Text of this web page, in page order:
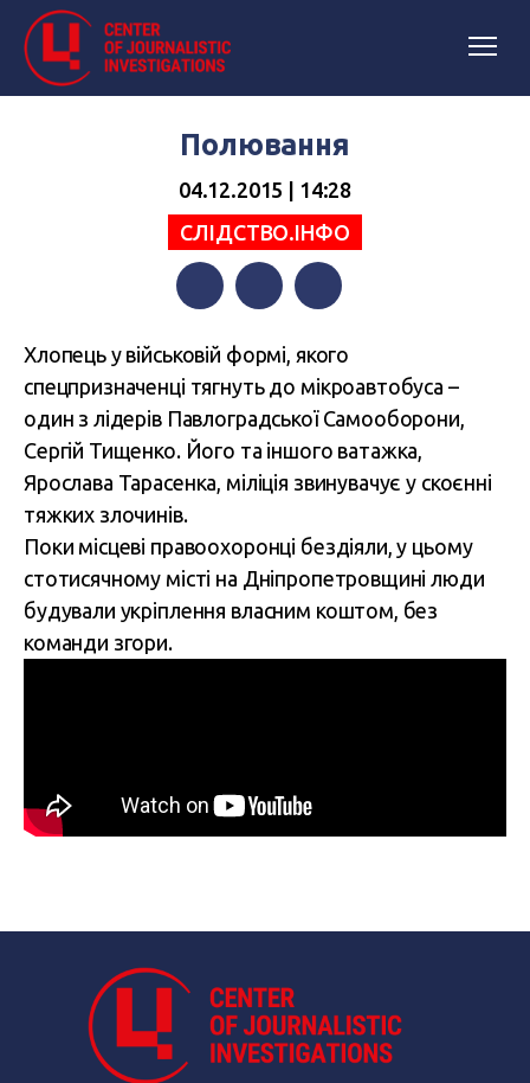
Полювання
04.12.2015 | 14:28
СЛІДСТВО.ІНФО
Хлопець у військовій формі, якого
спецпризначенці тягнуть до мікроавтобуса –
один з лідерів Павлоградської Самооборони,
Сергій Тищенко. Його та іншого ватажка,
Ярослава Тарасенка, міліція звинувачує у скоєнні
тяжких злочинів.
Поки місцеві правоохоронці бездіяли, у цьому
стотисячному місті на Дніпропетровщині люди
будували укріплення власним коштом, без
команди згори.